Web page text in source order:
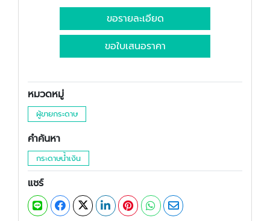
ขอรายละเอียด
ขอใบเสนอราคา
หมวดหมู่
ผู้ขายกระดาษ
คำค้นหา
กระดาษน้ำเงิน
แชร์